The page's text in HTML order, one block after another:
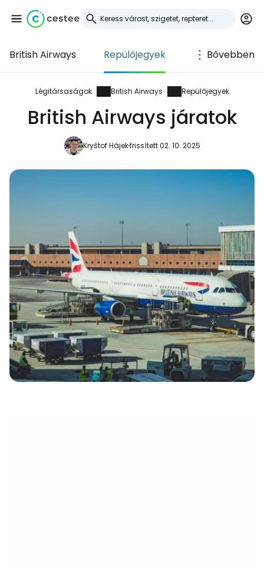
British Airways Repülőjegyek Bővebben
Légitársaságok British Airways Repülőjegyek
British Airways járatok
Kryštof Hájekfrissített 02. 10. 2025
Bejelentkezés a
Cestee-be
... az utazási közösség világszerte
Folytassa e-mailben